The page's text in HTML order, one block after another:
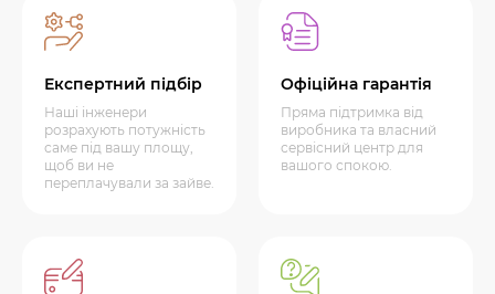
Експертний підбір
Наші інженери
розрахують потужність
саме під вашу площу,
щоб ви не
переплачували за зайве.
Офіційна гарантія
Пряма підтримка від
виробника та власний
сервісний центр для
вашого спокою.